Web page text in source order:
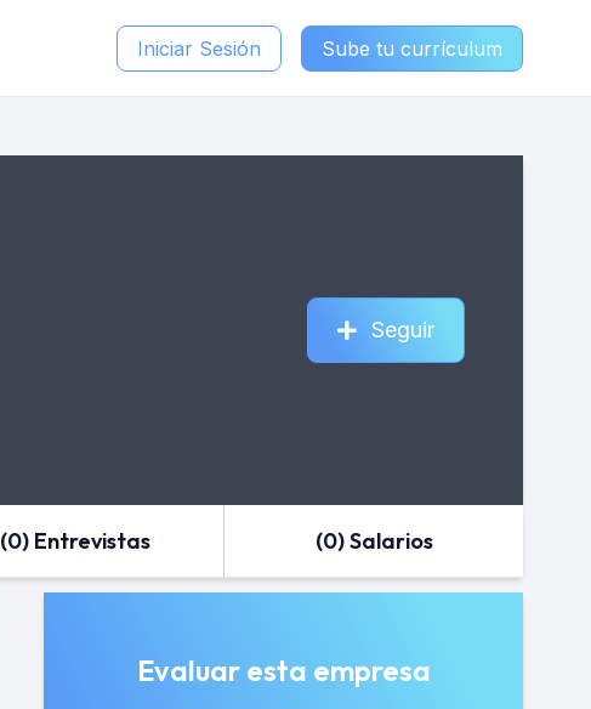
Iniciar Sesión Sube tu currículum
Seguir
(0) Entrevistas (0) Salarios
Evaluar esta empresa